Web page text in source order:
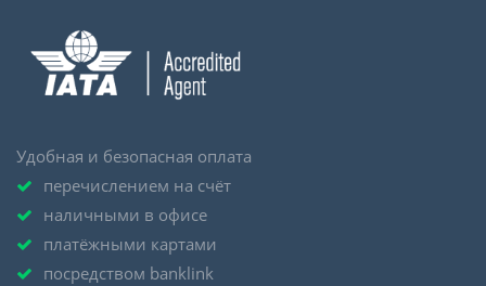
Удобная и безопасная оплата
перечислением на счёт
наличными в офисе
платёжными картами
посредством banklink